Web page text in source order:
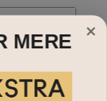
MERE